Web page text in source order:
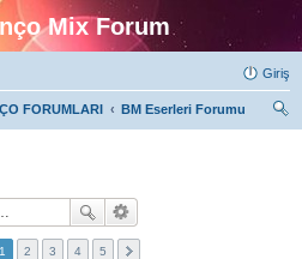
Mix Forum
Giriş
FORUMLARI
BM Eserleri Forumu
1 2 3 4 5